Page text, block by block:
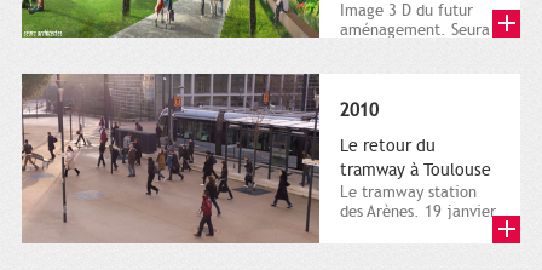
Image 3 D du futur
aménagement. Seura
2010
Le retour du
tramway à Toulouse
Le tramway station
des Arènes. 19 janvier